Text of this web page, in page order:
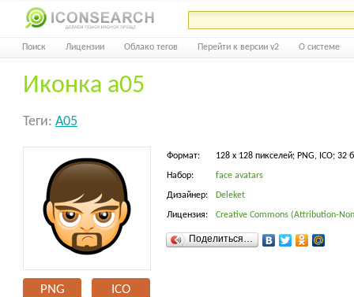
Поиск Лицензии Облако тегов Перейти к версии v2 О системе
Иконка a05
Теги: A05
PNG ICO
Формат: 128 x 128 пикселей; PNG, ICO; 32
Набор: face avatars
Дизайнер: Deleket
Лицензия: Creative Commons (Attribution-
Поделиться…